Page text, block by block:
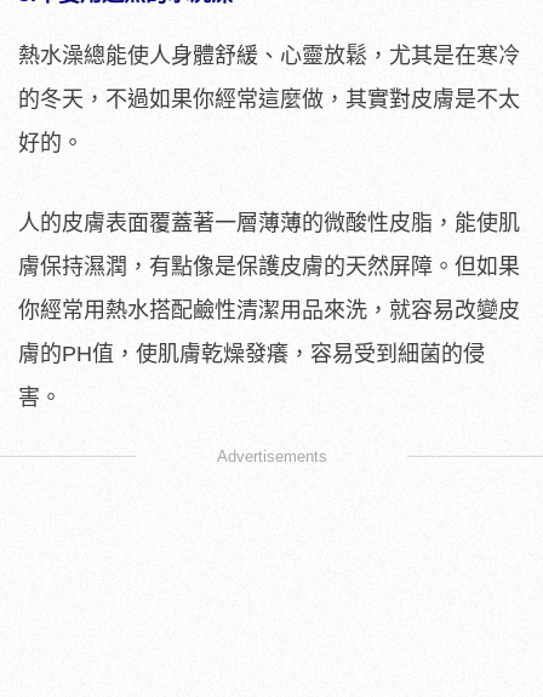
熱水澡總能使人身體舒緩、心靈放鬆，尤其是在寒冷
的冬天，不過如果你經常這麼做，其實對皮膚是不太
好的。
人的皮膚表面覆蓋著一層薄薄的微酸性皮脂，能使肌
膚保持濕潤，有點像是保護皮膚的天然屏障。但如果
你經常用熱水搭配鹼性清潔用品來洗，就容易改變皮
膚的PH值，使肌膚乾燥發癢，容易受到細菌的侵
害。
Advertisements